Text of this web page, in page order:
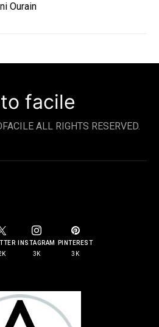
Ourain
facile
ALL RIGHTS RESERVED.
INSTAGRAM
3K
PINTEREST
3K